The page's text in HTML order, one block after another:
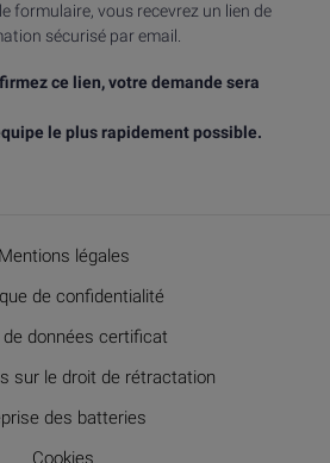
formulaire, vous recevrez un lien de
sécurisé par email.
ce lien, votre demande sera
le plus rapidement possible.
Mentions légales
de confidentialité
de données certificat
sur le droit de rétractation
des batteries
Cookies